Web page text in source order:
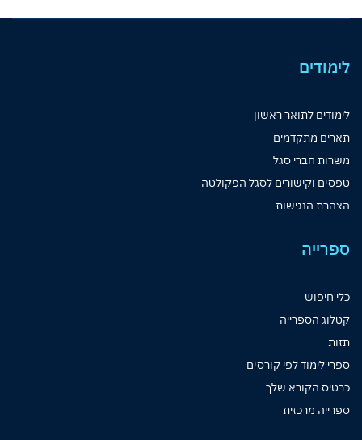
לימודים
לימודים לתואר ראשון
תארים מתקדמים
משרות חברי סגל
טפסים וקישורים לסגל הפקולטה
הצהרת הנגישות
ספרייה
כלי חיפוש
קטלוג הספרייה
תזות
ספרי לימוד לפי קורסים
כרטיס הקורא שלך
ספרייה מרכזית